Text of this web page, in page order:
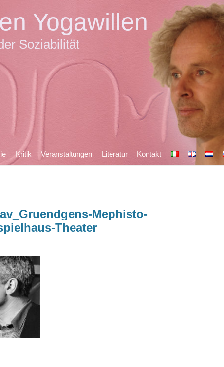
Yogawillen
Soziabilität
Kritik Veranstaltungen Literatur Kontakt
Mephisto-
Theater